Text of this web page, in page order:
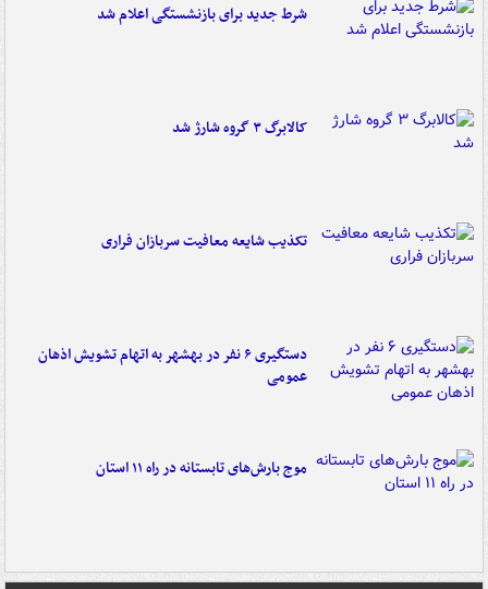
شرط جدید برای بازنشستگی اعلام شد
کالابرگ ۳ گروه شارژ شد
تکذیب شایعه معافیت سربازان فراری
دستگیری ۶ نفر در بهشهر به اتهام تشویش اذهان
عمومی
موج بارش‌های تابستانه در راه ۱۱ استان